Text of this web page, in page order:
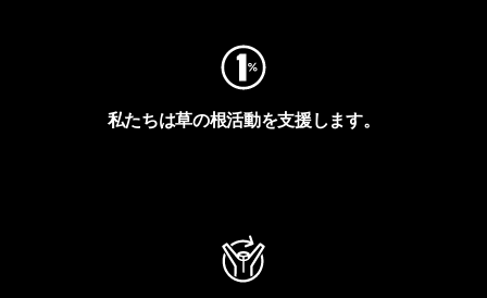
私たちは草の根活動を支援します。